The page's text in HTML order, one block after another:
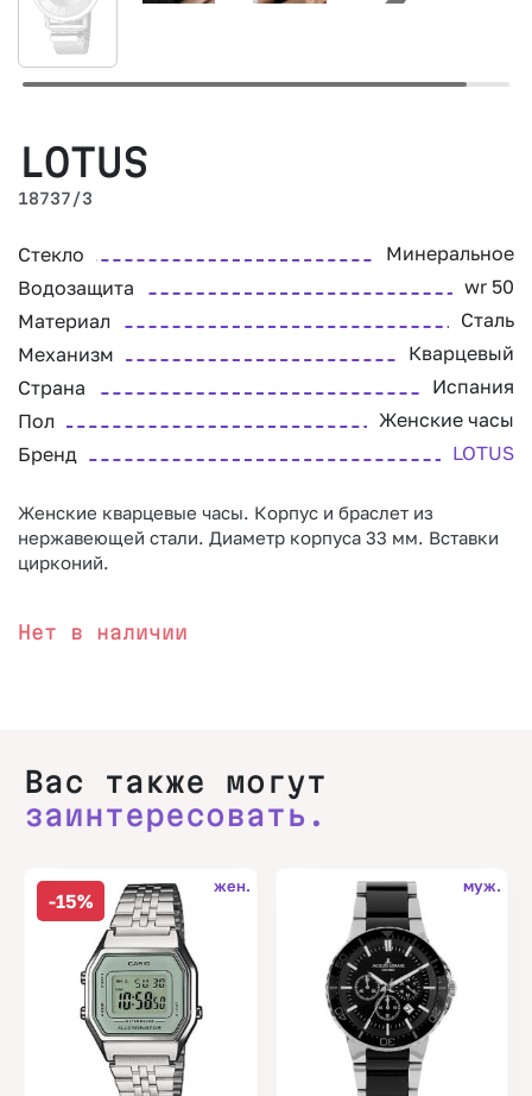
LOTUS
18737/3
Стекло
Минеральное
Водозащита
wr 50
Материал
Сталь
Механизм
Кварцевый
Страна
Испания
Пол
Женские часы
Бренд
LOTUS
Женские кварцевые часы. Корпус и браслет из
нержавеющей стали. Диаметр корпуса 33 мм. Вставки
цирконий.
Нет в наличии
Вас также могут
заинтересовать.
-15%
жен. муж.